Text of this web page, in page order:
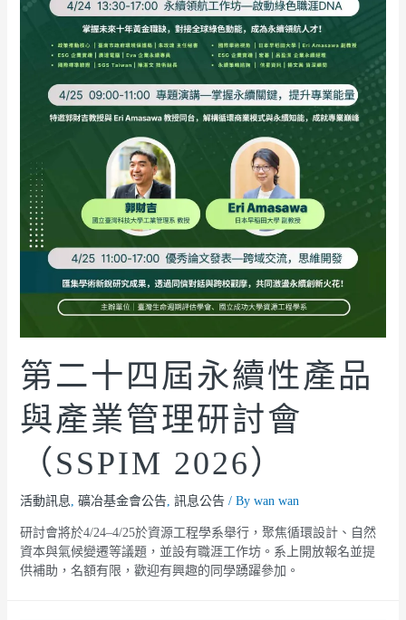
第二十四屆永續性產品
與產業管理研討會
（SSPIM 2026）
活動訊息, 礦冶基金會公告, 訊息公告/ By wan wan
研討會將於4/24–4/25於資源工程學系舉行，聚焦循環設計、自然
資本與氣候變遷等議題，並設有職涯工作坊。系上開放報名並提
供補助，名額有限，歡迎有興趣的同學踴躍參加。